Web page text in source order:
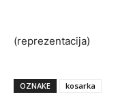
(reprezentacija)
OZNAKE kosarka